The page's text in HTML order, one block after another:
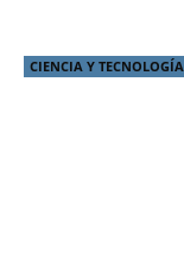
CIENCIA Y TECNOLOGÍA